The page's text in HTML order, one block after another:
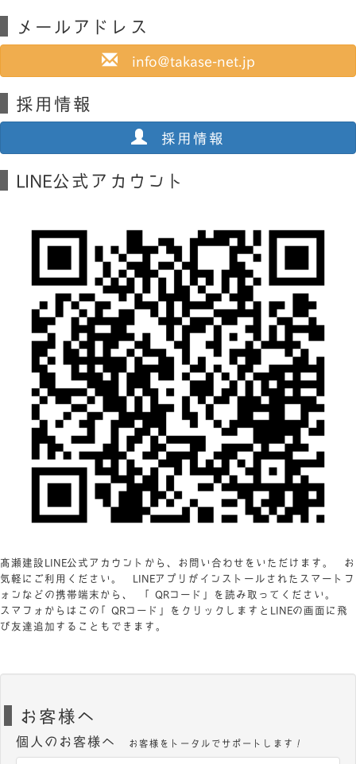
メールアドレス
info@takase-net.jp
採用情報
採用情報
LINE公式アカウント
髙瀬建設LINE公式アカウントから、お問い合わせをいただけます。 お
気軽にご利用ください。 LINEアプリがインストールされたスマートフ
ォンなどの携帯端末から、 「QRコード」を読み取ってください。
スマフォからはこの「QRコード」をクリックしますとLINEの画面に飛
び友達追加することもできます。
お客様へ
個人のお客様へ お客様をトータルでサポートします！